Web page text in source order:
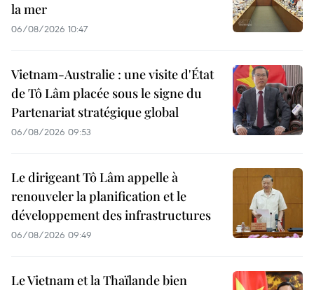
la mer
06/08/2026 10:47
Vietnam-Australie : une visite d'État
de Tô Lâm placée sous le signe du
Partenariat stratégique global
06/08/2026 09:53
Le dirigeant Tô Lâm appelle à
renouveler la planification et le
développement des infrastructures
06/08/2026 09:49
Le Vietnam et la Thaïlande bien